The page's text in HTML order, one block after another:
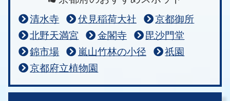
清水寺 伏見稲荷大社
京都御所
北野天満宮
金閣寺
毘沙門堂
錦市場
嵐山竹林の小径
祇園
京都府立植物園